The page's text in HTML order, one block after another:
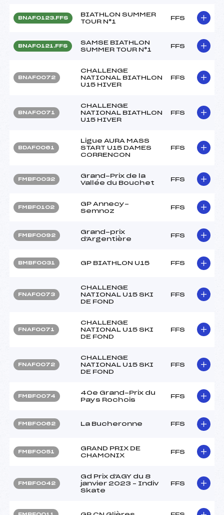
BNAF0123.FFS
BIATHLON SUMMER
TOUR N°1
FFS
BNAF0121.FFS
SAMSE BIATHLON
SUMMER TOUR N°1
FFS
BNAF0072
CHALLENGE
NATIONAL BIATHLON
U15 HIVER
FFS
BNAF0071
CHALLENGE
NATIONAL BIATHLON
U15 HIVER
FFS
BDAF0061
Ligue AURA MASS
START U15 DAMES
CORRENCON
FFS
FMBF0032
Grand-Prix de la
Vallée du Bouchet
FFS
FMBF0102
GP Annecy-
Semnoz
FFS
FMBF0092
Grand-prix
d'Argentière
FFS
BMBF0031 GP BIATHLON U15 FFS
FNAF0073
CHALLENGE
NATIONAL U15 SKI
DE FOND
FFS
FNAF0071
CHALLENGE
NATIONAL U15 SKI
DE FOND
FFS
FNAF0072
CHALLENGE
NATIONAL U15 SKI
DE FOND
FFS
FMBF0074
40e Grand-Prix du
Pays Rochois
FFS
FMBF0062 La Bucheronne FFS
FMBF0051
GRAND PRIX DE
CHAMONIX
FFS
FMBF0042
Gd Prix d'AGY du 8
janvier 2023 – Indiv
Skate
FFS